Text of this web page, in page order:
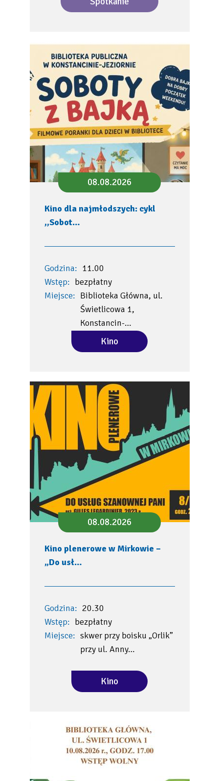
08.08.2026
Kino dla najmłodszych: cykl
,,Sobot…
Godzina: 11.00
Wstęp: bezpłatny
Miejsce: Biblioteka Główna, ul.
Świetlicowa 1,
Konstancin-…
Kino
08.08.2026
Kino plenerowe w Mirkowie –
„Do usł…
Godzina: 20.30
Wstęp: bezpłatny
Miejsce: skwer przy boisku „Orlik”
przy ul. Anny…
Kino